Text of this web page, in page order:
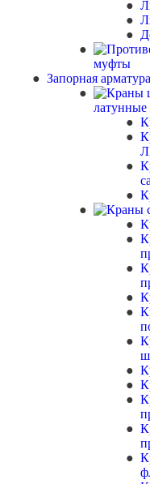
муфты
Запорная арматура
латунные